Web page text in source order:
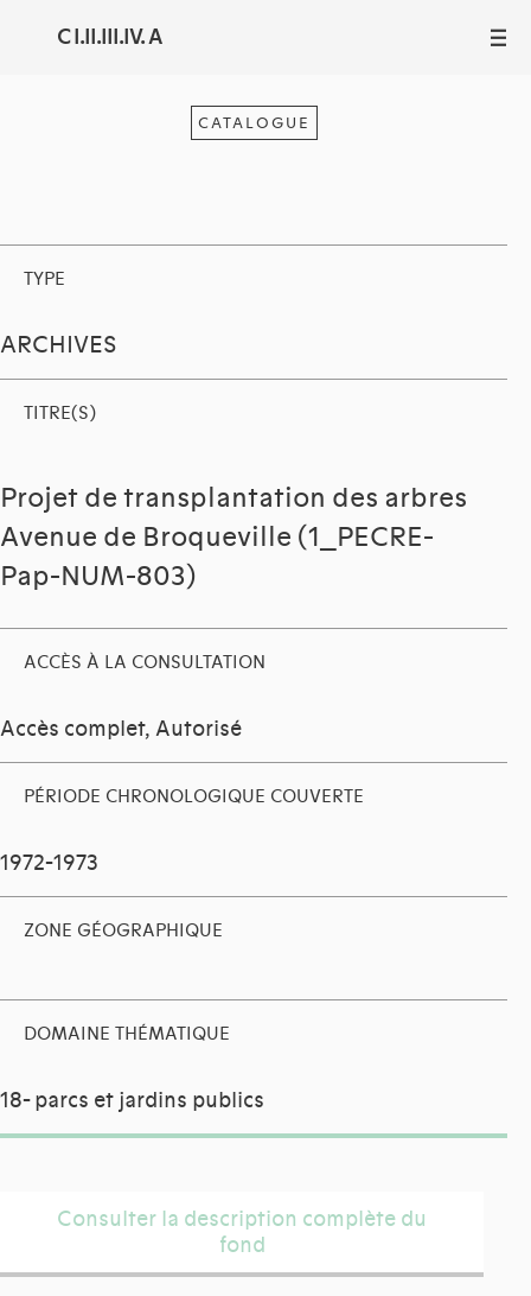
C I.II.III.IV. A III
CATALOGUE
TYPE
ARCHIVES
TITRE(S)
Projet de transplantation des arbres
Avenue de Broqueville (1_PECRE-
Pap-NUM-803)
ACCÈS À LA CONSULTATION
Accès complet, Autorisé
PÉRIODE CHRONOLOGIQUE COUVERTE
1972-1973
ZONE GÉOGRAPHIQUE
DOMAINE THÉMATIQUE
18- parcs et jardins publics
Consulter la description complète du
fond